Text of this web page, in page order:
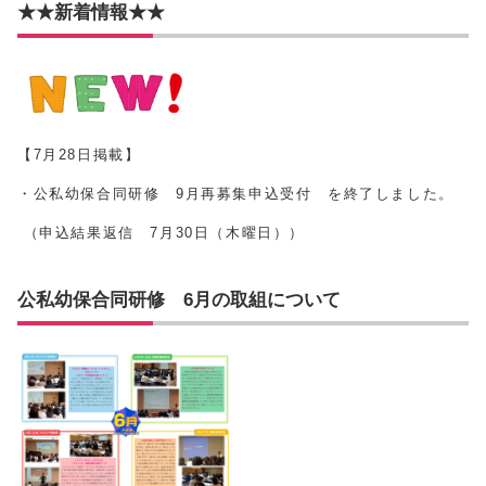
★★新着情報★★
【7月28日掲載】
・公私幼保合同研修 9月再募集申込受付 を終了しました。
（申込結果返信 7⽉30⽇（⽊曜⽇））
公私幼保合同研修 6月の取組について